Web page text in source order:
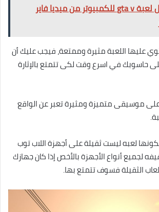
تحميل لعبة gta v للكمبيوتر من ميديا فاير
عليها اللعبة مثيرة وممتعة، فيجب عليك أن
حاسوبك في اسرع وقت لكى تتمتع بالإثارة
موسيقى متميزة ومثيرة تعبر عن الواقع
10 تتميز بكونها لعبه ليست ثقيلة على أجهزة اللاب توب
لجميع أنواع الأجهزة بالأخص إذا كان جهازك
الثقيلة فسوف تتمتع بها.